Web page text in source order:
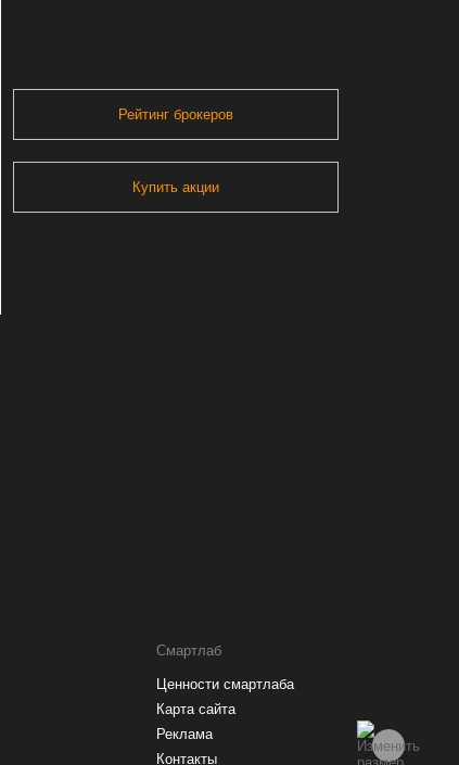
Рейтинг брокеров
Купить акции
Смартлаб
Ценности смартлаба
Карта сайта
Реклама
Контакты